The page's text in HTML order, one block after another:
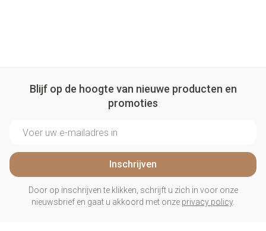
Blijf op de hoogte van nieuwe producten en
promoties
Inschrijven
Door op inschrijven te klikken, schrijft u zich in voor onze
nieuwsbrief en gaat u akkoord met onze privacy policy.